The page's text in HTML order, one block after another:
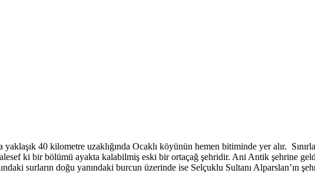
40 kilometre uzaklığında Ocaklı köyünün hemen bitiminde yer alır.
ki bir bölümü ayakta kalabilmiş eski bir ortaçağ şehridir. Ani Antik şehrine
surların doğu yanındaki burcun üzerinde ise Selçuklu Sultanı Alparslan’ın